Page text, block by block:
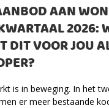
AAN
2026:
DIT VOOR JOU
is in beweging. In het
er meer bestaande